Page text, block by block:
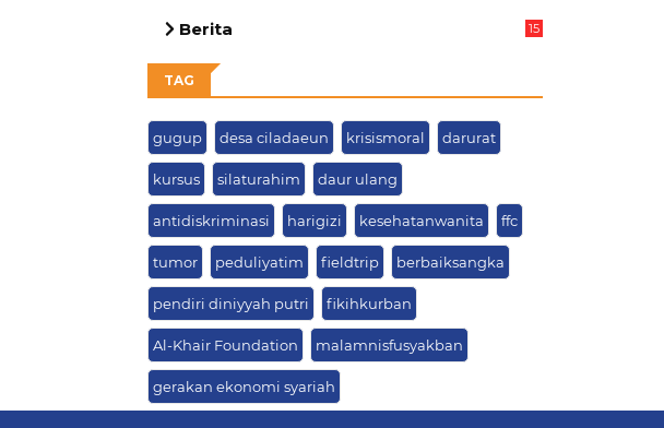
Berita
15
TAG
gugup desa ciladaeun krisismoral darurat
kursus silaturahim daur ulang
antidiskriminasi harigizi kesehatanwanita ffc
tumor peduliyatim fieldtrip berbaiksangka
pendiri diniyyah putri fikihkurban
Al-Khair Foundation malamnisfusyakban
gerakan ekonomi syariah